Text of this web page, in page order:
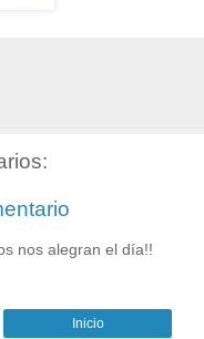
nos alegran el día!!
Inicio